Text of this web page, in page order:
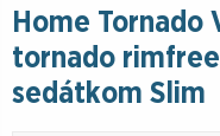
Home Tornado
tornado
sedátkom Slim